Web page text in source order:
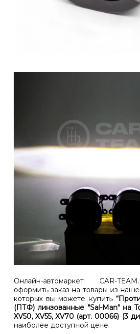
Онлайн-автомаркет CAR-
оформить заказ на товары из
которых вы можете купить
(ПТФ) линзованные "Sal-Man" на
XV50, XV55, XV70 (арт. 00066) (3
наиболее доступной цене.